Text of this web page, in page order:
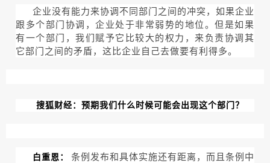
企业没有能力来协调不同部门之间的冲突，如果企业
跟多个部门协调，企业处于非常弱势的地位。但是如果
有一个部门，我们赋予它比较大的权力，来负责协调其
它部门之间的矛盾，这比企业自己去做要有利得多。
搜狐财经：预期我们什么时候可能会出现这个部门？
白重恩：
条例发布和具体实施还有距离，而且条例中